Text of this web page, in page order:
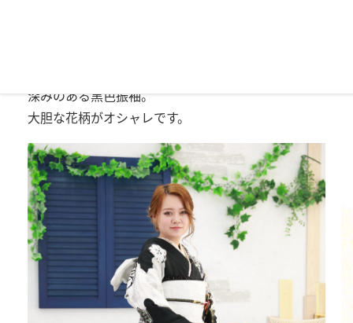
深みのある黒色振袖。
大胆な花柄がオシャレです。